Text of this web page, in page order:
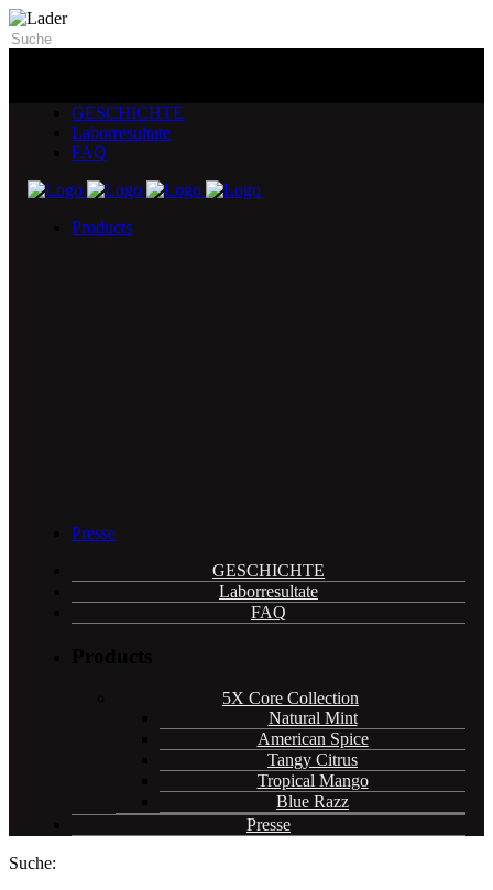
GESCHICHTE
Laborresultate
FAQ
Products
Presse
GESCHICHTE
Laborresultate
FAQ
5X Core Collection
Natural Mint
American Spice
Tangy Citrus
Tropical Mango
Blue Razz
Presse
Suche: